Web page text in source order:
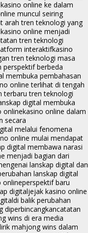
online ke dalam
muncul seiring
arah tren teknologi yang
online menjadi
tren teknologi
interaktifkasino
tren teknologi masa
berbeda
membuka pembahasan
online terlihat di tengah
terbaru tren teknologi
digital membuka
onlinekasino online dalam
secara
melalui fenomena
online mulai mendapat
digital membawa narasi
menjadi bagian dari
lanskap digital dan
lanskap digital
onlineperspektif baru
digitaljejak kasino online
di balik perubahan
diperbincangkancatatan
wins di era media
mahjong wins dalam